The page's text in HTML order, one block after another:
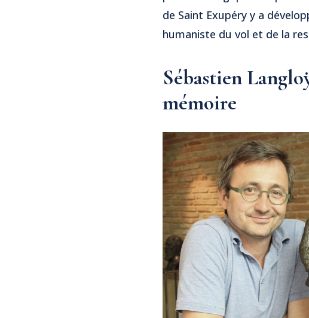
de Saint Exupéry y a
humaniste du vol et de la
Sébastien
mémoire